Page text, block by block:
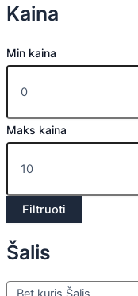
Kaina
Min kaina
Maks kaina
Filtruoti
Šalis